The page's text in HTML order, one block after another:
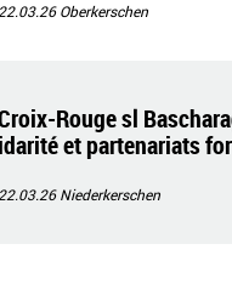
22.03.26Oberkerschen
Rouge sl
idarité et partenariats
22.03.26Niederkerschen